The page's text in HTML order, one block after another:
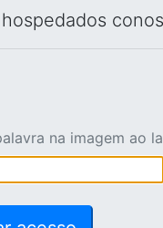
na imagem ao